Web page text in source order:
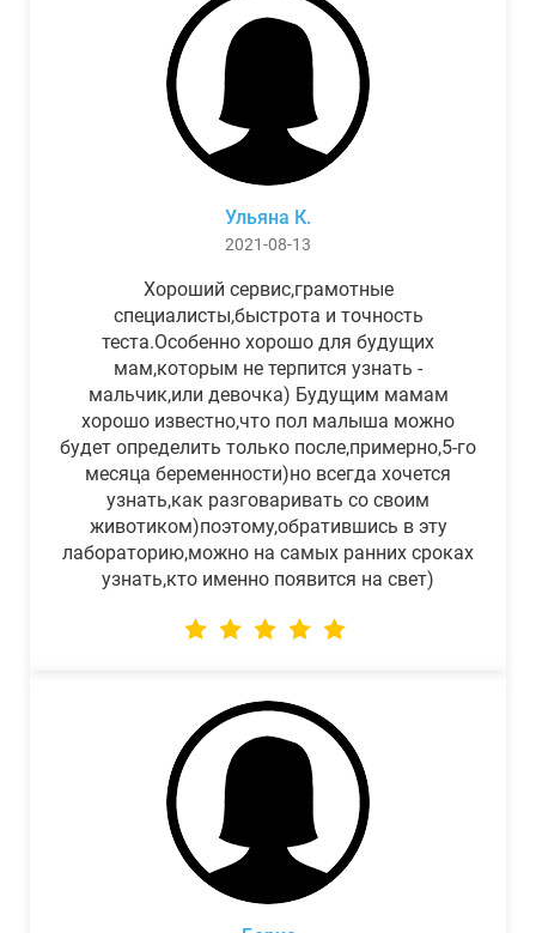
Ульяна К.
2021-08-13
Хороший сервис,грамотные
специалисты,быстрота и точность
теста.Особенно хорошо для будущих
мам,которым не терпится узнать -
мальчик,или девочка) Будущим мамам
хорошо известно,что пол малыша можно
будет определить только после,примерно,5-го
месяца беременности)но всегда хочется
узнать,как разговаривать со своим
животиком)поэтому,обратившись в эту
лабораторию,можно на самых ранних сроках
узнать,кто именно появится на свет)